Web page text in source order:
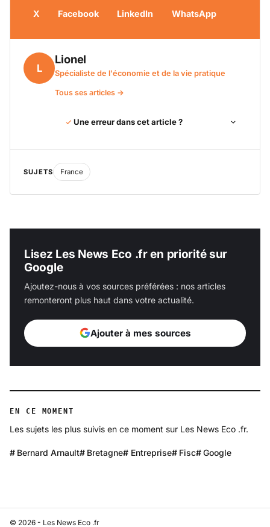
X Facebook LinkedIn WhatsApp
L
Lionel
Spécialiste de l'économie et de la vie pratique
Tous ses articles →
Une erreur dans cet article ?
SUJETS France
Lisez Les News Eco .fr en priorité sur
Google
Ajoutez-nous à vos sources préférées : nos articles
remonteront plus haut dans votre actualité.
Ajouter à mes sources
EN CE MOMENT
Les sujets les plus suivis en ce moment sur Les News Eco .fr.
Bernard Arnault Bretagne Entreprise Fisc Google
© 2026 - Les News Eco .fr